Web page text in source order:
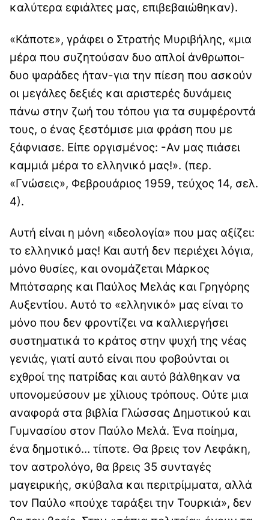
καλύτερα εφιάλτες μας, επιβεβαιώθηκαν).
«Κάποτε», γράφει ο Στρατής Μυριβήλης, «μια
μέρα που συζητούσαν δυο απλοί άνθρωποι-
δυο ψαράδες ήταν-για την πίεση που ασκούν
οι μεγάλες δεξιές και αριστερές δυνάμεις
πάνω στην ζωή του τόπου για τα συμφέροντά
τους, ο ένας ξεστόμισε μια φράση που με
ξάφνιασε. Είπε οργισμένος: -Αν μας πιάσει
καμμιά μέρα το ελληνικό μας!». (περ.
«Γνώσεις», Φεβρουάριος 1959, τεύχος 14, σελ.
4).
Αυτή είναι η μόνη «ιδεολογία» που μας αξίζει:
το ελληνικό μας! Και αυτή δεν περιέχει λόγια,
μόνο θυσίες, και ονομάζεται Μάρκος
Μπότσαρης και Παύλος Μελάς και Γρηγόρης
Αυξεντίου. Αυτό το «ελληνικό» μας είναι το
μόνο που δεν φροντίζει να καλλιεργήσει
συστηματικά το κράτος στην ψυχή της νέας
γενιάς, γιατί αυτό είναι που φοβούνται οι
εχθροί της πατρίδας και αυτό βάλθηκαν να
υπονομεύσουν με χίλιους τρόπους. Ούτε μια
αναφορά στα βιβλία Γλώσσας Δημοτικού και
Γυμνασίου στον Παύλο Μελά. Ένα ποίημα,
ένα δημοτικό… τίποτε. Θα βρεις τον Λεφάκη,
τον αστρολόγο, θα βρεις 35 συνταγές
μαγειρικής, σκύβαλα και περιτρίμματα, αλλά
τον Παύλο «πούχε ταράξει την Τουρκιά», δεν